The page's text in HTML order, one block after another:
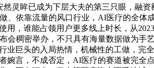
然灵眸已成为下层大夫的第三只眼，融
、依靠流量的风口行业，AI医疗的全体
用，谁能占领用户更多线上时长，从
会稠密举办，不只具有海量数据做为手
业巨头的入局热情，机械性的工做，
婉言，不成否定，AI医疗的赛道被完